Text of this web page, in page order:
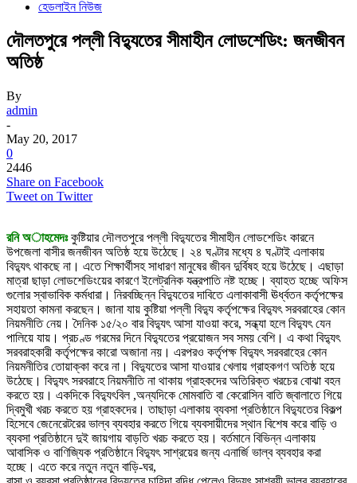
হেডলাইন নিউজ
দৌলতপুরে পল্লী বিদ্যুতের সীমাহীন লোডশেডিং: জনজীবন
অতিষ্ঠ
By
admin
-
May 20, 2017
0
2446
Share on Facebook
Tweet on Twitter
রনি অাহমেদঃকুষ্টিয়ার দৌলতপুরে পল্লী বিদ্যুতের সীমাহীন লোডশেডিং কারনে
উপজেলা বাসীর জনজীবন অতিষ্ঠ হয়ে উঠেছে। ২৪ ঘণ্টার মধ্যে ৪ ঘণ্টাই এলাকায়
বিদ্যুৎ থাকছে না। এতে শিক্ষার্থীসহ সাধারণ মানুষের জীবন দুর্বিষহ হয়ে উঠেছে। এছাড়া
মাত্রা ছাড়া লোডশেডিংয়ের কারণে ইলেট্রনিক যন্ত্রপাতি নষ্ট হচ্ছে। ব্যাহত হচ্ছে অফিস
গুলোর স্বাভাবিক কর্মধারা। নিরবচ্ছিন্ন বিদ্যুতের দাবিতে এলাকাবাসী ঊর্ধ্বতন কর্তৃপক্ষের
সহায়তা কামনা করছেন। জানা যায় কুষ্টিয়া পল্লী বিদ্যু কর্তৃপক্ষের বিদ্যুৎ সরবরাহের কোন
নিয়মনীতি নেয়। দৈনিক ১৫/২০ বার বিদ্যুৎ আসা যাওয়া করে, সন্ধ্যা হলে বিদ্যুৎ যেন
পালিয়ে যায়। প্রচণ্ড গরমের দিনে বিদ্যুতের প্রয়োজন সব সময় বেশি। এ কথা বিদ্যুৎ
সরবরাহকারী কর্তৃপক্ষের কারো অজানা নয়। এরপরও কর্তৃপক্ষ বিদ্যুৎ সরবরাহের কোন
নিয়মনীতির তোয়াক্কা করে না। বিদ্যুতের আসা যাওয়ার খেলায় গ্রাহকগণ অতিষ্ঠ হয়ে
উঠেছে। বিদ্যুৎ সরবরাহে নিয়মনীতি না থাকায় গ্রাহকদের অতিরিক্ত খরচের বোঝা বহন
করতে হয়। একদিকে বিদ্যুৎবিল ,অন্যদিকে মোমবাতি বা কেরোসিন বাতি জ্বালাতে গিয়ে
দ্বিমুখী খরচ করতে হয় গ্রাহকদের। তাছাড়া এলাকায় ব্যবসা প্রতিষ্ঠানে বিদ্যুতের বিকল্প
হিসেবে জেনেরেটরের ভাল্ব ব্যবহার করতে গিয়ে ব্যবসায়ীদের স্থান বিশেষ করে বাড়ি ও
ব্যবসা প্রতিষ্ঠানে দুই জায়গায় বাড়তি খরচ করতে হয়। বর্তমানে বিভিন্ন এলাকায়
আবাসিক ও বাণিজ্যিক প্রতিষ্ঠানে বিদ্যুৎ সাশ্রয়ের জন্য এনার্জি ভাল্ব ব্যবহার করা
হচ্ছে। এতে করে নতুন নতুন বাড়ি-ঘর,